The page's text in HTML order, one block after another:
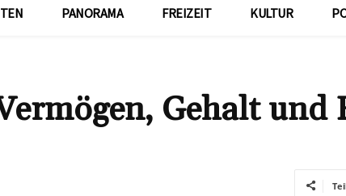
PANORAMA FREIZEIT KULTUR
Gehalt und